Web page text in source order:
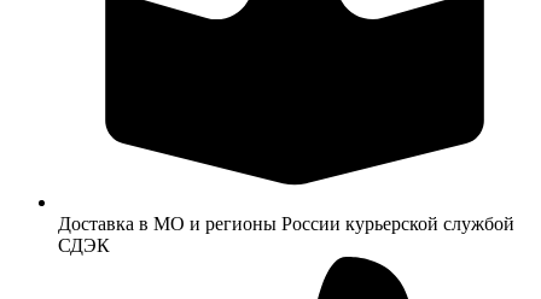
Доставка в МО и регионы России курьерской службой
СДЭК